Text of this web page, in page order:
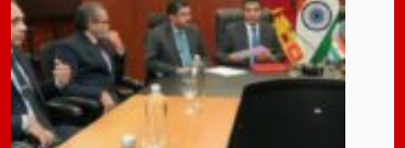
Leave a Reply
You must be
logged into post a comment.